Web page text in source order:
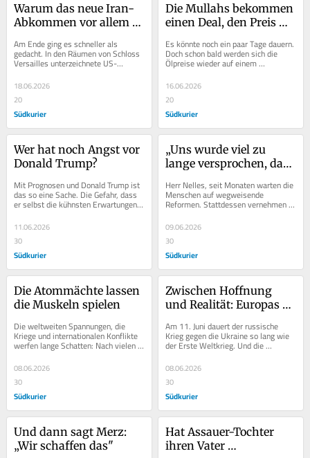
Warum das neue Iran-
Abkommen vor allem
Am Ende ging es schneller als
gedacht. In den Räumen von Schloss
Versailles unterzeichnete US-
Absichtserklärung, die die...
18.06.2026
20
Südkurier
Die Mullahs bekommen
einen Deal, den Preis
Es könnte noch ein paar Tage dauern.
Doch schon bald werden sich die
Ölpreise wieder auf einem
niedrigeren Niveau einpendeln. Dann
werden noch nicht...
16.06.2026
20
Südkurier
Wer hat noch Angst vor
Donald Trump?
Mit Prognosen und Donald Trump ist
das so eine Sache. Die Gefahr, dass
er selbst die kühnsten Erwartungen
noch übertrumpft, ist riesig. Doch
eines...
11.06.2026
30
Südkurier
„Uns wurde viel zu
lange versprochen, dass
ohne etwas verändern
zu müssen“
Herr Nelles, seit Monaten warten die
Menschen auf wegweisende
Reformen. Stattdessen vernehmen
Debattengewirr, bei dem...
09.06.2026
30
Südkurier
Die Atommächte lassen
die Muskeln spielen
Die weltweiten Spannungen, die
Kriege und internationalen Konflikte
werfen lange Schatten: Nach vielen
Jahren der Abrüstung dreht sich die
Spirale...
08.06.2026
30
Südkurier
Zwischen Hoffnung
und Realität: Europas
Am 11. Juni dauert der russische
Krieg gegen die Ukraine so lang wie
der Erste Weltkrieg. Und die
Einschläge kommen näher – im
wahrsten Sinne des...
08.06.2026
30
Südkurier
Und dann sagt Merz:
„Wir schaffen das"
Hat Assauer-Tochter
ihren Vater